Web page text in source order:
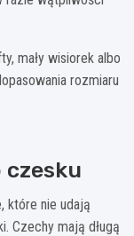
mały wisiorek albo
rozmiaru
czesku
które nie udają
Czechy mają długą